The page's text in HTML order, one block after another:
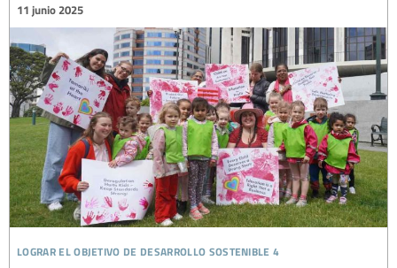
lograr el objetivo de desarrollo sostenible 4
11 junio 2025